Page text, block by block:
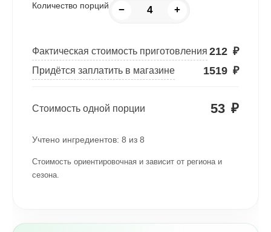
Количество порций − +
Фактическая стоимость приготовления 212 ₽
Придётся заплатить в магазине 1519 ₽
Стоимость одной порции 53 ₽
Учтено ингредиентов: 8 из 8
Стоимость ориентировочная и зависит от региона и
сезона.